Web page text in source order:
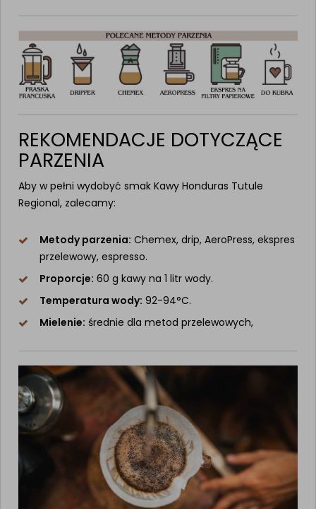
REKOMENDACJE DOTYCZĄCE
PARZENIA
Aby w pełni wydobyć smak Kawy Honduras Tutule
Regional, zalecamy:
Metody parzenia: Chemex, drip, AeroPress, ekspres
przelewowy, espresso.
Proporcje: 60 g kawy na 1 litr wody.
Temperatura wody: 92-94°C.
Mielenie: średnie dla metod przelewowych,